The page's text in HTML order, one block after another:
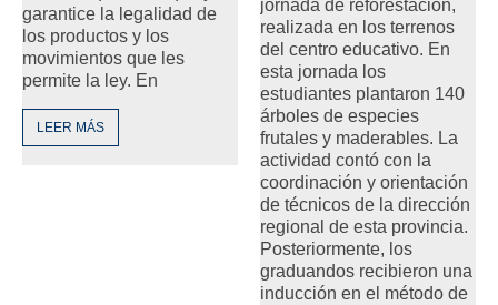
garantice la legalidad de
los productos y los
movimientos que les
permite la ley. En
LEER MÁS
jornada de reforestación,
realizada en los terrenos
del centro educativo. En
esta jornada los
estudiantes plantaron 140
árboles de especies
frutales y maderables. La
actividad contó con la
coordinación y orientación
de técnicos de la dirección
regional de esta provincia.
Posteriormente, los
graduandos recibieron una
inducción en el método de